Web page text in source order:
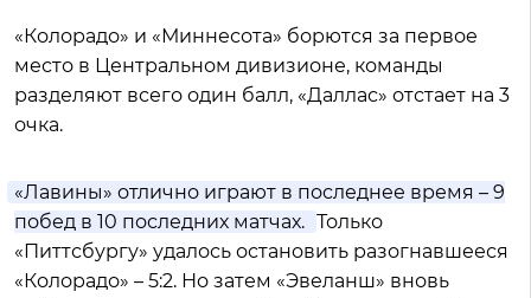
«Колорадо» и «Миннесота» борются за первое
место в Центральном дивизионе, команды
разделяют всего один балл, «Даллас» отстает на 3
очка.
«Лавины» отлично играют в последнее время – 9
побед в 10 последних матчах. Только
«Питтсбургу» удалось остановить разогнавшееся
«Колорадо» – 5:2. Но затем «Эвеланш» вновь